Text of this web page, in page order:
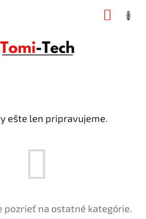
ešte len pripravujeme.
pozrieť na ostatné kategórie.